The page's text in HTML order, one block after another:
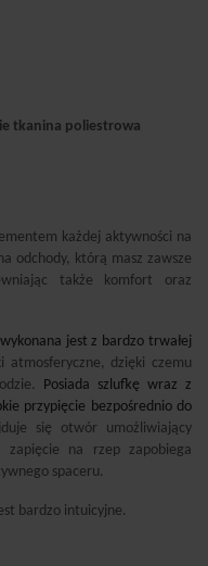
tkanina poliestrowa
każdej aktywności na
odchody, którą masz zawsze
także komfort oraz
jest z bardzo trwałej
atmosferyczne, dzięki czemu
Posiada szlufkę wraz z
przypięcie bezpośrednio do
się otwór umożliwiający
na rzep zapobiega
spaceru.
bardzo intuicyjne.